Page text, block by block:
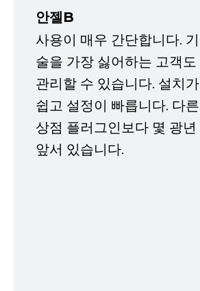
안젤B
사용이 매우 간단합니다. 기
술을 가장 싫어하는 고객도
관리할 수 있습니다. 설치가
쉽고 설정이 빠릅니다. 다른
상점 플러그인보다 몇 광년
앞서 있습니다.